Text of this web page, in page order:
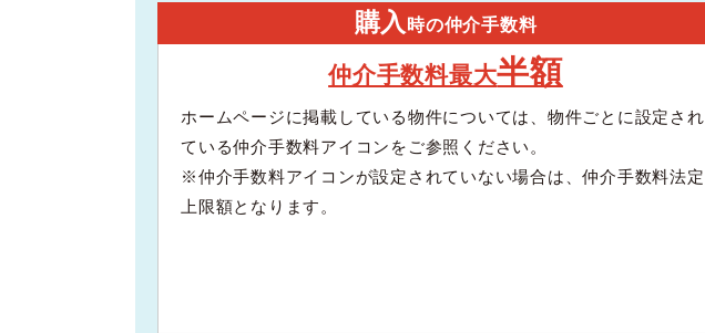
購入 時の仲介手数料
仲介手数料最大半額
ホームページに掲載している物件については、物件ごとに設定され
ている仲介手数料アイコンをご参照ください。
※仲介手数料アイコンが設定されていない場合は、仲介手数料法定
上限額となります。